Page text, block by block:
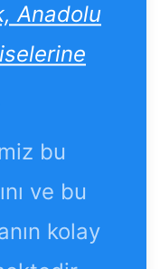
Anadolu
bu
ve bu
kolay